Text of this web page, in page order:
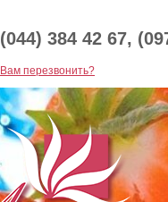
(044) 384 42 67,
Baм перезвонить?